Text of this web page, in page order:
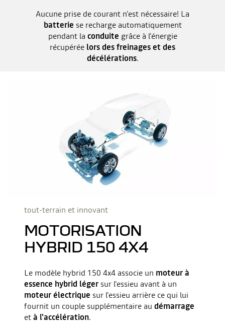
Aucune prise de courant n'est nécessaire! La
batterie se recharge automatiquement
pendant la conduite grâce à l'énergie
récupérée lors des freinages et des
décélérations.
tout-terrain et innovant
MOTORISATION
HYBRID 150 4X4
Le modèle hybrid 150 4x4 associe un moteur à
essence hybrid léger sur l'essieu avant à un
moteur électrique sur l'essieu arrière ce qui lui
fournit un couple supplémentaire au démarrage
età l'accélération.